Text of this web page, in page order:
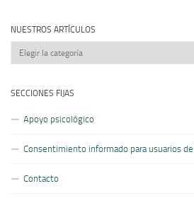
NUESTROS ARTÍCULOS
Nuestros
artículos
SECCIONES FIJAS
Apoyo psicológico
Consentimiento informado para usuarios de
Contacto